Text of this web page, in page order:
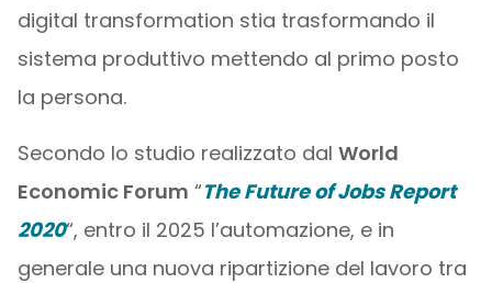
digital transformation stia trasformando il
sistema produttivo mettendo al primo posto
la persona.
Secondo lo studio realizzato dal World
Economic Forum “The Future of Jobs Report
2020“, entro il 2025 l’automazione, e in
generale una nuova ripartizione del lavoro tra